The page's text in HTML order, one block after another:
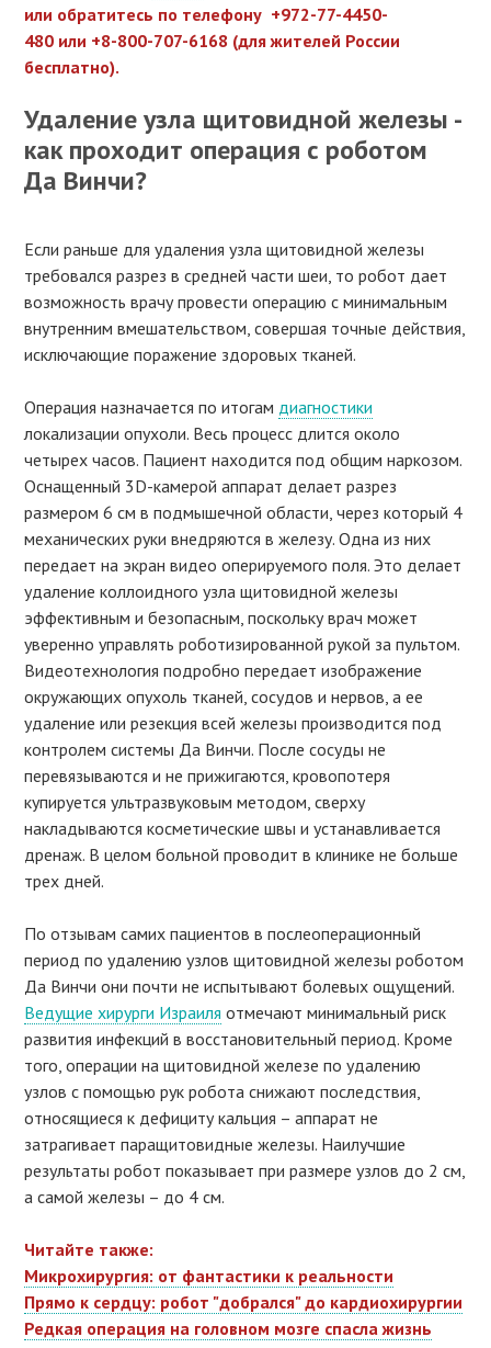
или обратитесь по телефону +972-77-4450-
480 или +8-800-707-6168 (для жителей России
бесплатно).
Удаление узла щитовидной железы -
как проходит операция с роботом
Да Винчи?
Если раньше для удаления узла щитовидной железы
требовался разрез в средней части шеи, то робот дает
возможность врачу провести операцию с минимальным
внутренним вмешательством, совершая точные действия,
исключающие поражение здоровых тканей.
Операция назначается по итогам диагностики
локализации опухоли. Весь процесс длится около
четырех часов. Пациент находится под общим наркозом.
Оснащенный 3D-камерой аппарат делает разрез
размером 6 см в подмышечной области, через который 4
механических руки внедряются в железу. Одна из них
передает на экран видео оперируемого поля. Это делает
удаление коллоидного узла щитовидной железы
эффективным и безопасным, поскольку врач может
уверенно управлять роботизированной рукой за пультом.
Видеотехнология подробно передает изображение
окружающих опухоль тканей, сосудов и нервов, а ее
удаление или резекция всей железы производится под
контролем системы Да Винчи. После сосуды не
перевязываются и не прижигаются, кровопотеря
купируется ультразвуковым методом, сверху
накладываются косметические швы и устанавливается
дренаж. В целом больной проводит в клинике не больше
трех дней.
По отзывам самих пациентов в послеоперационный
период по удалению узлов щитовидной железы роботом
Да Винчи они почти не испытывают болевых ощущений.
Ведущие хирурги Израиля отмечают минимальный риск
развития инфекций в восстановительный период. Кроме
того, операции на щитовидной железе по удалению
узлов с помощью рук робота снижают последствия,
относящиеся к дефициту кальция – аппарат не
затрагивает паращитовидные железы. Наилучшие
результаты робот показывает при размере узлов до 2 см,
а самой железы – до 4 см.
Читайте также:
Микрохирургия: от фантастики к реальности
Прямо к сердцу: робот "добрался" до кардиохирургии
Редкая операция на головном мозге спасла жизнь